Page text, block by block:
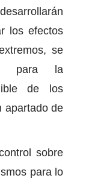
los efectos
se
para la
de los
apartado de
sobre
para lo